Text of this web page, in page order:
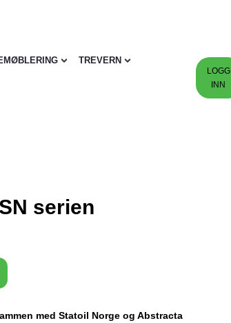
TREVERN
LOGG
INN
serien
med Statoil Norge og Abstracta